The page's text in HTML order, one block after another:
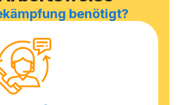
benötigt?